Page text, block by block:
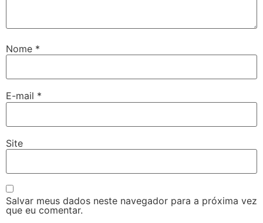
Nome *
E-mail *
Site
Salvar meus dados neste navegador para a próxima vez
que eu comentar.